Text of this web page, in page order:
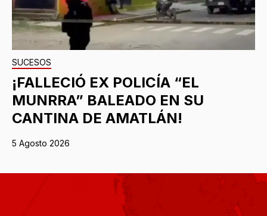
SUCESOS
¡FALLECIÓ EX POLICÍA “EL
MUNRRA” BALEADO EN SU
CANTINA DE AMATLÁN!
5 Agosto 2026